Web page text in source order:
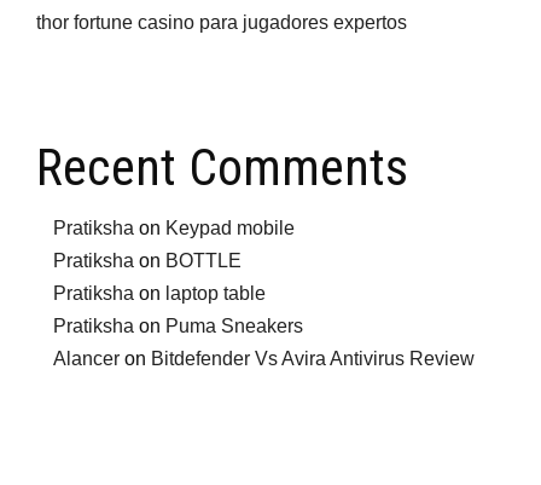
thor fortune casino para jugadores expertos
Recent Comments
Pratiksha on Keypad mobile
Pratiksha on BOTTLE
Pratiksha on laptop table
Pratiksha on Puma Sneakers
Alancer on Bitdefender Vs Avira Antivirus Review